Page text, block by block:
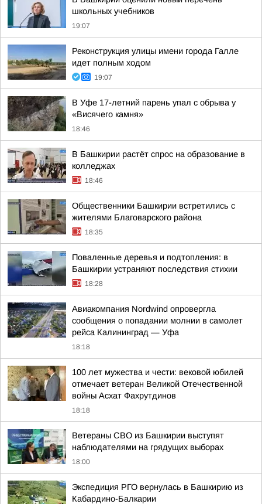
школьных учебников
19:07
Реконструкция улицы имени города Галле
идет полным ходом
19:07
В Уфе 17-летний парень упал с обрыва у
«Висячего камня»
18:46
В Башкирии растёт спрос на образование в
колледжах
18:46
Общественники Башкирии встретились с
жителями Благоварского района
18:35
Поваленные деревья и подтопления: в
Башкирии устраняют последствия стихии
18:28
Авиакомпания Nordwind опровергла
сообщения о попадании молнии в самолет
рейса Калининград — Уфа
18:18
100 лет мужества и чести: вековой юбилей
отмечает ветеран Великой Отечественной
войны Асхат Фахрутдинов
18:18
Ветераны СВО из Башкирии выступят
наблюдателями на грядущих выборах
18:00
Экспедиция РГО вернулась в Башкирию из
Кабардино-Балкарии